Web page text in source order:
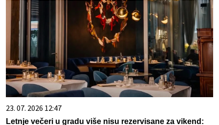
23. 07. 2026 12:47
Letnje večeri u gradu više nisu rezervisane za vikend: